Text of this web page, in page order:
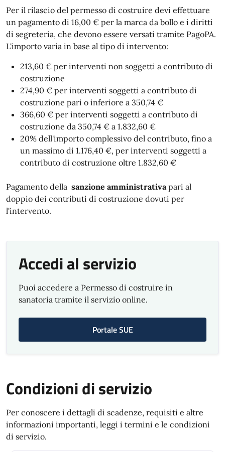
Per il rilascio del permesso di costruire devi effettuare
un pagamento di 16,00 € per la marca da bollo e i diritti
di segreteria, che devono essere versati tramite PagoPA.
L'importo varia in base al tipo di intervento:
213,60 € per interventi non soggetti a contributo di
costruzione
274,90 € per interventi soggetti a contributo di
costruzione pari o inferiore a 350,74 €
366,60 € per interventi soggetti a contributo di
costruzione da 350,74 € a 1.832,60 €
20% dell'importo complessivo del contributo, fino a
un massimo di 1.176,40 €, per interventi soggetti a
contributo di costruzione oltre 1.832,60 €
Pagamento della sanzione amministrativapari al
doppio dei contributi di costruzione dovuti per
l'intervento.
Accedi al servizio
Puoi accedere a Permesso di costruire in
sanatoria tramite il servizio online.
Portale SUE
Condizioni di servizio
Per conoscere i dettagli di scadenze, requisiti e altre
informazioni importanti, leggi i termini e le condizioni
di servizio.